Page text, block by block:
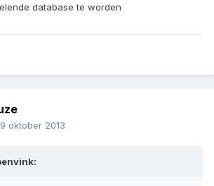
database te worden
oktober 2013